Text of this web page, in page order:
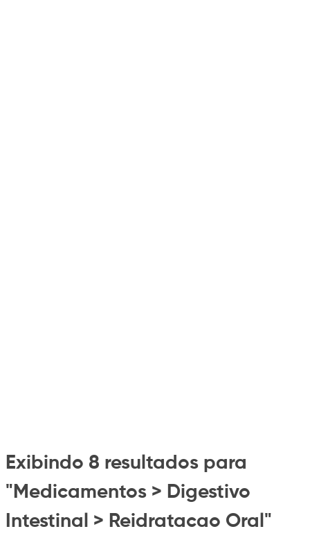
Exibindo 8 resultados para
"Medicamentos > Digestivo
Intestinal > Reidratacao Oral"